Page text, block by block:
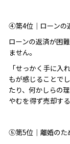
④第4位｜ローンの
ローンの返済が困
ません。
「せっかく手に入
もが感じることで
たり、何かしらの
やむを得ず売却す
⑤第5位｜離婚のた